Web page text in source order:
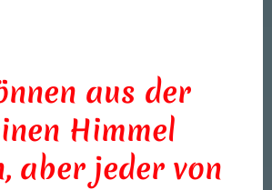
aus der
Himmel
aber jeder von